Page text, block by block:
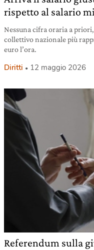
rispetto al salario
Nessuna cifra oraria a
collettivo nazionale più
euro l’ora.
Diritti 12 maggio 2026
Referendum sulla